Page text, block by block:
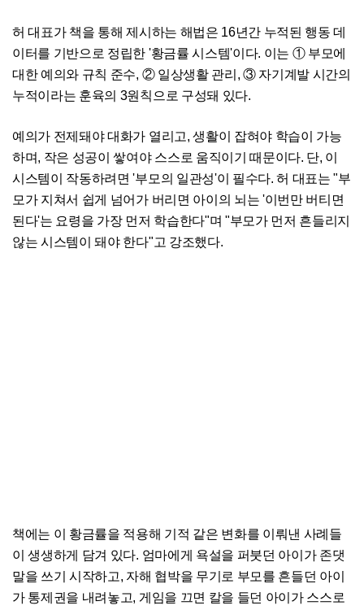
허 대표가 책을 통해 제시하는 해법은 16년간 누적된 행동 데
이터를 기반으로 정립한 '황금률 시스템'이다. 이는 ① 부모에
대한 예의와 규칙 준수, ② 일상생활 관리, ③ 자기계발 시간의
누적이라는 훈육의 3원칙으로 구성돼 있다.
예의가 전제돼야 대화가 열리고, 생활이 잡혀야 학습이 가능
하며, 작은 성공이 쌓여야 스스로 움직이기 때문이다. 단, 이
시스템이 작동하려면 '부모의 일관성'이 필수다. 허 대표는 "부
모가 지쳐서 쉽게 넘어가 버리면 아이의 뇌는 '이번만 버티면
된다'는 요령을 가장 먼저 학습한다"며 "부모가 먼저 흔들리지
않는 시스템이 돼야 한다"고 강조했다.
책에는 이 황금률을 적용해 기적 같은 변화를 이뤄낸 사례들
이 생생하게 담겨 있다. 엄마에게 욕설을 퍼붓던 아이가 존댓
말을 쓰기 시작하고, 자해 협박을 무기로 부모를 흔들던 아이
가 통제권을 내려놓고, 게임을 끄면 칼을 들던 아이가 스스로